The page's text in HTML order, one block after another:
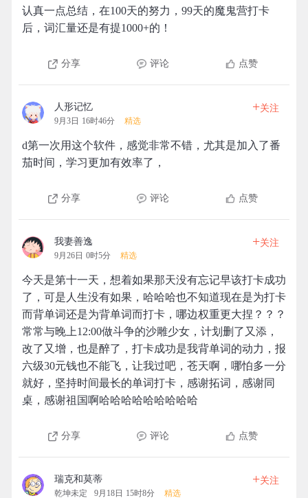
认真一点总结，在100天的努力，99天的魔鬼营打卡
后，词汇量还是有提1000+的！
分享 评论 点赞
人形记忆
9月3日 16时46分 精选
+关注
d第一次用这个软件，感觉非常不错，尤其是加入了番
茄时间，学习更加有效率了，
分享 评论 点赞
我妻善逸
9月26日 0时5分 精选
+关注
今天是第十一天，想着如果那天没有忘记早该打卡成功
了，可是人生没有如果，哈哈哈也不知道现在是为打卡
而背单词还是为背单词而打卡，哪边权重更大捏？？？
常常与晚上12:00做斗争的沙雕少女，计划删了又添，
改了又增，也是醉了，打卡成功是我背单词的动力，报
六级30元钱也不能飞，让我过吧，苍天啊，哪怕多一分
就好，坚持时间最长的单词打卡，感谢拓词，感谢同
桌，感谢祖国啊哈哈哈哈哈哈哈哈哈
分享 评论 点赞
瑞克和莫蒂
乾坤未定 9月18日 15时8分 精选
+关注